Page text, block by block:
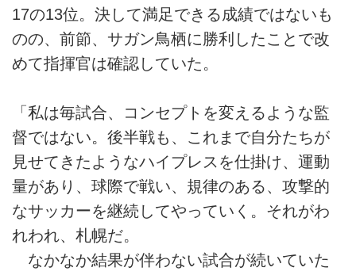
17の13位。決して満足できる成績ではないも
のの、前節、サガン鳥栖に勝利したことで改
めて指揮官は確認していた。
「私は毎試合、コンセプトを変えるような監
督ではない。後半戦も、これまで自分たちが
見せてきたようなハイプレスを仕掛け、運動
量があり、球際で戦い、規律のある、攻撃的
なサッカーを継続してやっていく。それがわ
れわれ、札幌だ。
なかなか結果が伴わない試合が続いていた